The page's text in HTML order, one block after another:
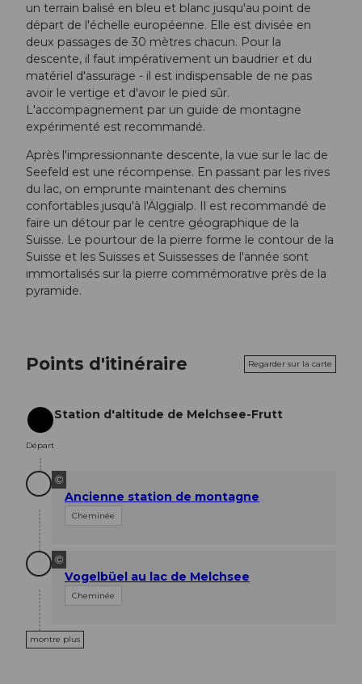
un terrain balisé en bleu et blanc jusqu'au point de
départ de l'échelle européenne. Elle est divisée en
deux passages de 30 mètres chacun. Pour la
descente, il faut impérativement un baudrier et du
matériel d'assurage - il est indispensable de ne pas
avoir le vertige et d'avoir le pied sûr.
L'accompagnement par un guide de montagne
expérimenté est recommandé.
Après l'impressionnante descente, la vue sur le lac de
Seefeld est une récompense. En passant par les rives
du lac, on emprunte maintenant des chemins
confortables jusqu'à l'Älggialp. Il est recommandé de
faire un détour par le centre géographique de la
Suisse. Le pourtour de la pierre forme le contour de la
Suisse et les Suisses et Suissesses de l'année sont
immortalisés sur la pierre commémorative près de la
pyramide.
Points d'itinéraire Regarder sur la carte
Départ
Départ
Station d'altitude de Melchsee-Frutt
©
Ancienne station de montagne
Cheminée
©
Vogelbüel au lac de Melchsee
Cheminée
montre plus